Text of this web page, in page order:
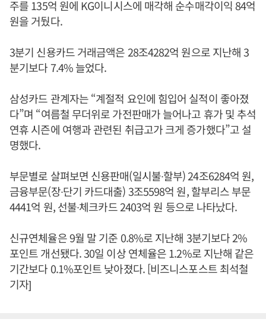
주를 135억 원에 KG이니시스에 매각해 순수매각이익 84억
원을 거뒀다.
3분기 신용카드 거래금액은 28조4282억 원으로 지난해 3
분기보다 7.4% 늘었다.
삼성카드 관계자는 “계절적 요인에 힘입어 실적이 좋아졌
다”며 “여름철 무더위로 가전판매가 늘어나고 휴가 및 추석
연휴 시즌에 여행과 관련된 취급고가 크게 증가했다”고 설
명했다.
부문별로 살펴보면 신용판매(일시불∙할부) 24조6284억 원,
금융부문(장∙단기 카드대출) 3조5598억 원, 할부리스 부문
4441억 원, 선불∙체크카드 2403억 원 등으로 나타났다.
신규연체율은 9월 말 기준 0.8%로 지난해 3분기보다 2%
포인트 개선됐다. 30일 이상 연체율은 1.2%로 지난해 같은
기간보다 0.1%포인트 낮아졌다. [비즈니스포스트 최석철
기자]